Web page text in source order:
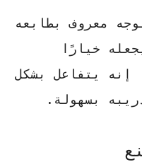
معروف بطابعه
خيارًا
إنه يتفاعل بشكل
بسهولة .